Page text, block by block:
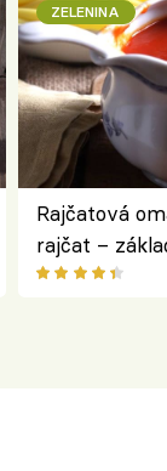
ZELENINA
Rajčatová
rajčat –